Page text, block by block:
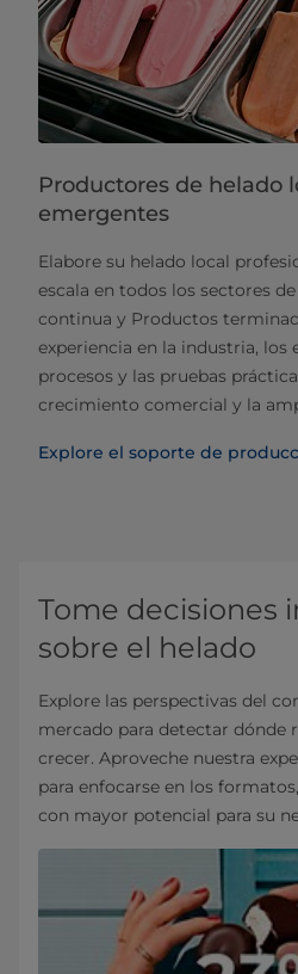
Productores de helado
emergentes
Elabore su helado local
escala en todos los sectores
continua y Productos
experiencia en la industria, los
procesos y las pruebas
crecimiento comercial y la
Explore el soporte de
Tome decisiones
sobre el helado
Explore las perspectivas del
mercado para detectar dónde
crecer. Aproveche nuestra
para enfocarse en los
con mayor potencial para su